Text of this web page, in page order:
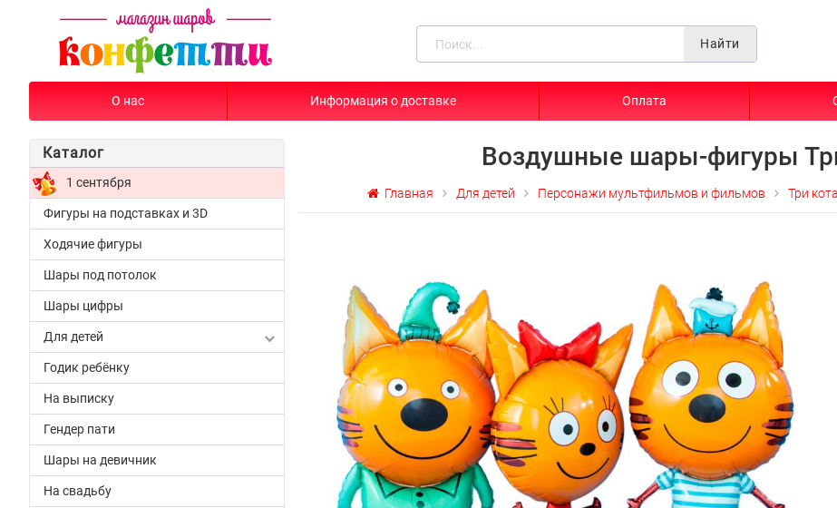
Найти
О нас Информация о доставке Оплата
Каталог
1 сентября
Фигуры на подставках и 3D
Ходячие фигуры
Шары под потолок
Шары цифры
Для детей
Годик ребёнку
На выписку
Гендер пати
Шары на девичник
На свадьбу
Воздушные шары-фигуры
Главная Для детей Персонажи мультфильмов и фильмов Три кота